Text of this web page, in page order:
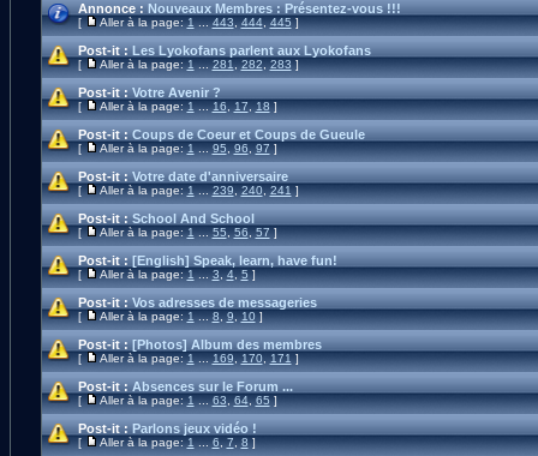
Annonce : Nouveaux Membres : Présentez-vous !!!
[ Aller à la page:1...443,444,445]
Post-it : Les Lyokofans parlent aux Lyokofans
[ Aller à la page:1...281,282,283]
Post-it : Votre Avenir ?
[ Aller à la page:1...16,17,18]
Post-it : Coups de Coeur et Coups de Gueule
[ Aller à la page:1...95,96,97]
Post-it : Votre date d'anniversaire
[ Aller à la page:1...239,240,241]
Post-it : School And School
[ Aller à la page:1...55,56,57]
Post-it : [English] Speak, learn, have fun!
[ Aller à la page:1...3,4,5]
Post-it : Vos adresses de messageries
[ Aller à la page:1...8,9,10]
Post-it : [Photos] Album des membres
[ Aller à la page:1...169,170,171]
Post-it : Absences sur le Forum ...
[ Aller à la page:1...63,64,65]
Post-it : Parlons jeux vidéo !
[ Aller à la page:1...6,7,8]